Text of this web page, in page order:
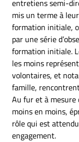
entretiens semi-
mis un terme à
formation initiale,
par une série
formation initiale.
les moins
volontaires, et
famille,
Au fur et à mesure
moins en moins,
rôle qui est
engagement.